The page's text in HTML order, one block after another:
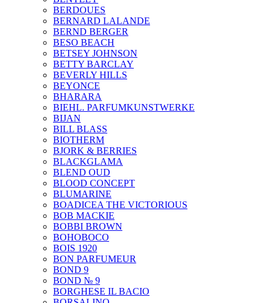
BERDOUES
BERNARD LALANDE
BERND BERGER
BESO BEACH
BETSEY JOHNSON
BETTY BARCLAY
BEVERLY HILLS
BEYONCE
BHARARA
BIEHL. PARFUMKUNSTWERKE
BIJAN
BILL BLASS
BIOTHERM
BJORK & BERRIES
BLACKGLAMA
BLEND OUD
BLOOD CONCEPT
BLUMARINE
BOADICEA THE VICTORIOUS
BOB MACKIE
BOBBI BROWN
BOHOBOCO
BOIS 1920
BON PARFUMEUR
BOND 9
BOND № 9
BORGHESE IL BACIO